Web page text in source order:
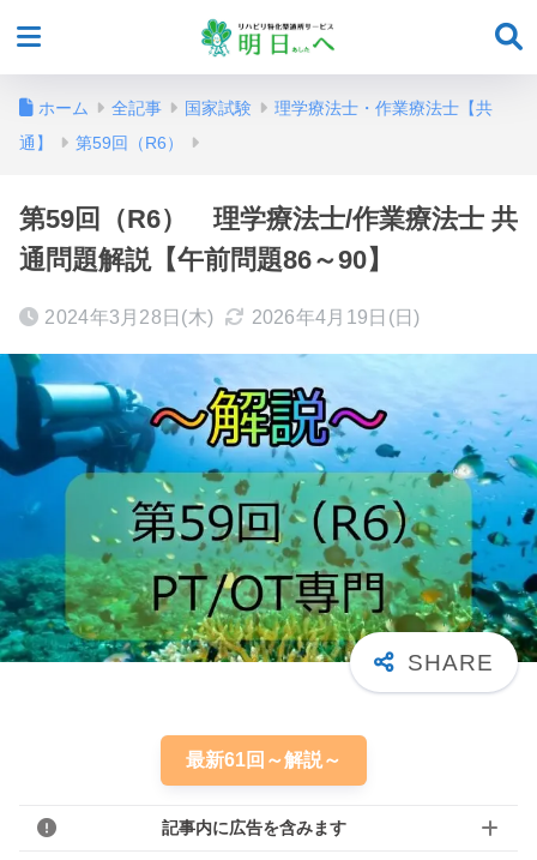
ホーム 全記事 国家試験
理学療法士・作業療法士【共
通】
第59回（R6）
第59回（R6） 理学療法士/作業療法士 共
通問題解説【午前問題86～90】
2024年3月28日(木) 2026年4月19日(日)
最新61回～解説～
記事内に広告を含みます